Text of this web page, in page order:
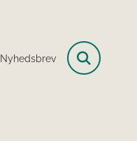
Nyhedsbrev